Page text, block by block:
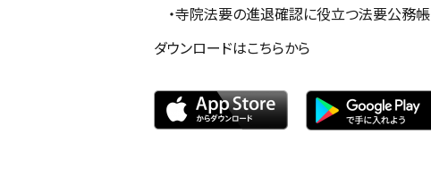
・寺院法要の進退確認に役立つ法要公務帳
ダウンロードはこちらから